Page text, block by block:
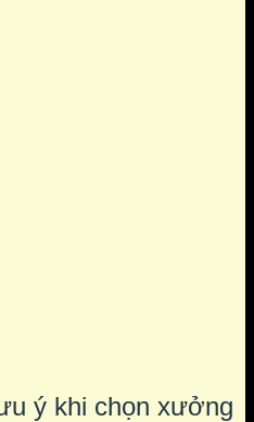
ý khi chọn xưởng